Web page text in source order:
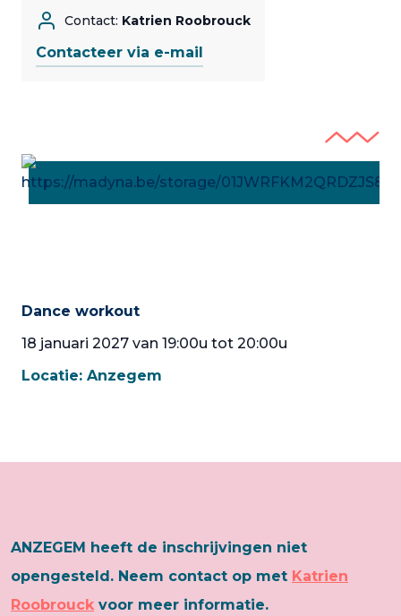
Contact: Katrien Roobrouck
Contacteer via e-mail
Dance workout
18 januari 2027 van 19:00u tot 20:00u
Locatie: Anzegem
ANZEGEM heeft de inschrijvingen niet
opengesteld. Neem contact op met Katrien
Roobrouck voor meer informatie.